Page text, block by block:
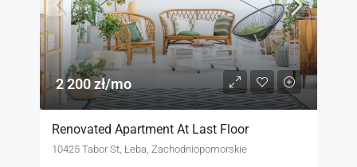
2 200 zł/mo
Renovated Apartment At Last Floor
10425 Tabor St, Łeba, Zachodniopomorskie